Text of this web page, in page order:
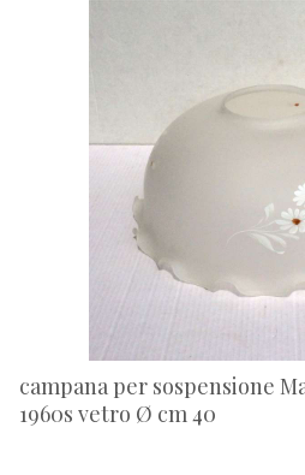
campana per sospensione
1960s vetro Ø cm 40